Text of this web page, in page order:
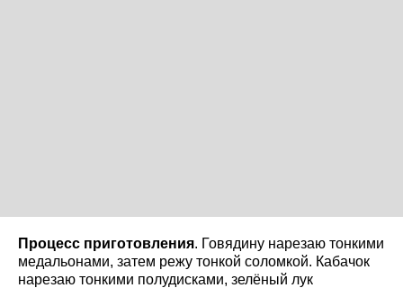
Процесс приготовления. Говядину нарезаю тонкими
медальонами, затем режу тонкой соломкой. Кабачок
нарезаю тонкими полудисками, зелёный лук